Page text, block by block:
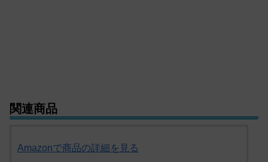
関連商品
Amazonで商品の詳細を見る